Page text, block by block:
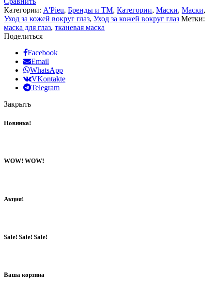
Категории: A'Pieu, Бренды и ТМ, Категории, Маски, Маски,
Уход за кожей вокруг глаз, Уход за кожей вокруг глаз Метки:
маска для глаз, тканевая маска
Поделиться
Facebook
Email
WhatsApp
VKontakte
Telegram
Закрыть
Новинка!
WOW! WOW!
Акция!
Sale! Sale! Sale!
Ваша корзина